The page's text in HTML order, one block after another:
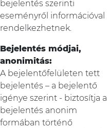
bejelentés szerinti
eseményről információval
rendelkezhetnek.
Bejelentés módjai,
anonimitás:
A bejelentőfelületen tett
bejelentés – a bejelentő
igénye szerint - biztosítja a
bejelentés anonim
formában történő